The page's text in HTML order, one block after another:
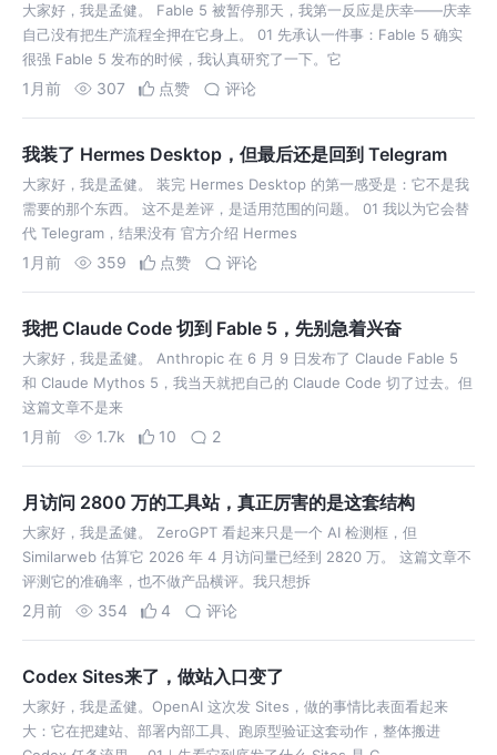
大家好，我是孟健。 Fable 5 被暂停那天，我第一反应是庆幸——庆幸
自己没有把生产流程全押在它身上。 01 先承认一件事：Fable 5 确实
很强 Fable 5 发布的时候，我认真研究了一下。它
1月前 307 点赞 评论
我装了 Hermes Desktop，但最后还是回到 Telegram
大家好，我是孟健。 装完 Hermes Desktop 的第一感受是：它不是我
需要的那个东西。 这不是差评，是适用范围的问题。 01 我以为它会替
代 Telegram，结果没有 官方介绍 Hermes
1月前 359 点赞 评论
我把 Claude Code 切到 Fable 5，先别急着兴奋
大家好，我是孟健。 Anthropic 在 6 月 9 日发布了 Claude Fable 5
和 Claude Mythos 5，我当天就把自己的 Claude Code 切了过去。但
这篇文章不是来
1月前 1.7k 10 2
月访问 2800 万的工具站，真正厉害的是这套结构
大家好，我是孟健。 ZeroGPT 看起来只是一个 AI 检测框，但
Similarweb 估算它 2026 年 4 月访问量已经到 2820 万。 这篇文章不
评测它的准确率，也不做产品横评。我只想拆
2月前 354 4 评论
Codex Sites来了，做站入口变了
大家好，我是孟健。OpenAI 这次发 Sites，做的事情比表面看起来
大：它在把建站、部署内部工具、跑原型验证这套动作，整体搬进